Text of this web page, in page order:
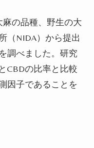
の品種、野生の大
（NIDA）から提出
調べました。研究
CBDの比率と比較
因子であることを